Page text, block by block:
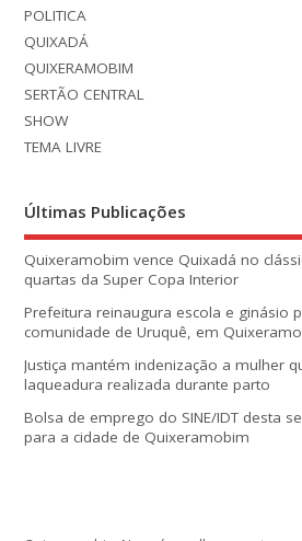
POLITICA
QUIXADÁ
QUIXERAMOBIM
SERTÃO CENTRAL
SHOW
TEMA LIVRE
Últimas Publicações
Quixeramobim vence Quixadá no
quartas da Super Copa Interior
Prefeitura reinaugura escola e ginásio
comunidade de Uruquê, em
Justiça mantém indenização a mulher
laqueadura realizada durante parto
Bolsa de emprego do SINE/IDT desta
para a cidade de Quixeramobim